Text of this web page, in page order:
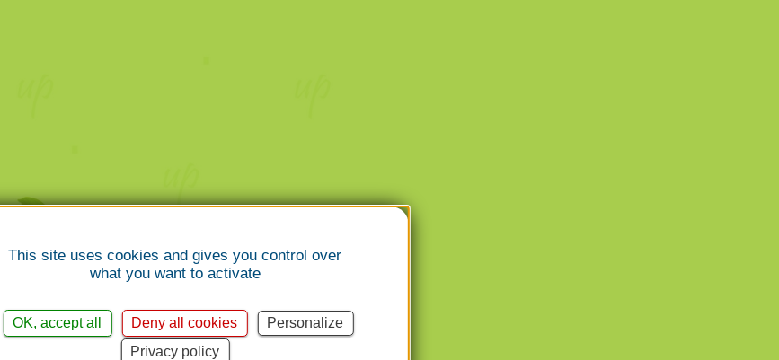
This site uses cookies and gives you control over
what you want to activate
OK, accept all Deny all cookies
Personalize
Privacy policy